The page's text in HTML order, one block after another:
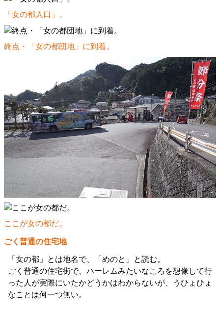
「女の都入口」。
終点・「女の都団地」に到着。
ここが女の都だ。
ごく普通の住宅地
「女の都」とは地名で、「めのと」と読む。
ごく普通の住宅街で、ハーレムみたいなころを想像して行
った人が実際にいたかどうかはわからないが、うひょひょ
なことは何一つ無い。